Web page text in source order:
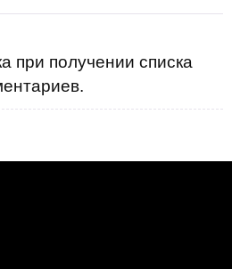
при получении списка